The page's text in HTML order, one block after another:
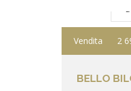
Vendita 2
BELLO